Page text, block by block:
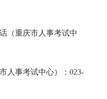
（重庆市人事考试中
人事考试中心）： 023-